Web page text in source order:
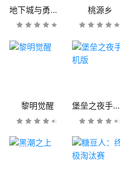
地下城与勇士M 桃源乡
黎明觉醒 堡垒之夜手机版